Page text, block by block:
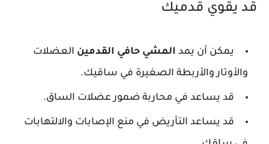
قد يقوي قدميك
يمكن أن يمد المشي حافي القدمين العضلات
والأوتار والأربطة الصغيرة في ساقيك.
قد يساعد في محاربة ضمور عضلات الساق.
قد يساعد التأريض في منع الإصابات والالتهابات